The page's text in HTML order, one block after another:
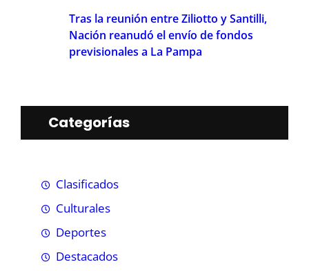
Tras la reunión entre Ziliotto y Santilli,
Nación reanudó el envío de fondos
previsionales a La Pampa
Categorías
Clasificados
Culturales
Deportes
Destacados